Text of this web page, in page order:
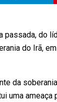
passada, do
do Irã,
da
uma ameaça